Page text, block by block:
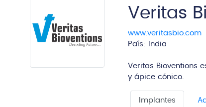
Veritas
www.veritasbio.com
País: India
Veritas Bioventions
y ápice cónico.
Implantes